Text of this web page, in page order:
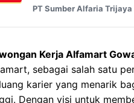
PT Sumber Alfaria Trijaya
Kerja Alfamart
sebagai salah satu
karier yang menarik
Dengan visi untuk